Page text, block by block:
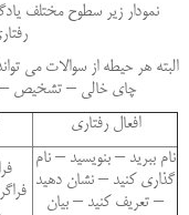
نمودار زیر سطوح مختلف
البته هر حیطه از سوالات می
چای خالی – تشخیص –
افعال رفتاری
نام ببرید – بنویسید – نام
گذاری کنید – نشان دهید
– تعریف کنید – بیان